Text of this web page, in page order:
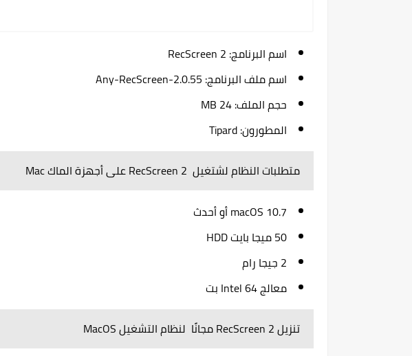
اسم البرنامج: RecScreen 2
اسم ملف البرنامج: Any-RecScreen-2.0.55
حجم الملف: 24 MB
المطورون: Tipard
متطلبات النظام لشتغيل RecScreen 2 على أجهزة الماك Mac
macOS 10.7 أو أحدث
50 ميجا بايت HDD
2 جيجا رام
معالج Intel 64 بت
تنزيل RecScreen 2 مجانًا لنظام التشغيل MacOS